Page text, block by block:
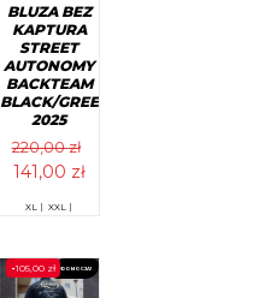
stronie
produktu
BLUZA BEZ
KAPTURA
STREET
AUTONOMY
BACKTEAM
BLACK/GREEN
2025
220,00zł
Pierwotna
141,00 złAktualna
Ten
wiele
wariantów.
Opcje
XL | XXL |
PROMOCJA!
-105,00 zł